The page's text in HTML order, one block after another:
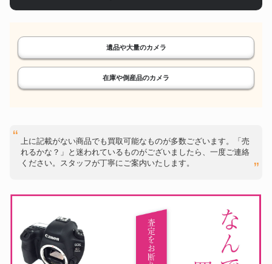
遺品や大量のカメラ
在庫や倒産品のカメラ
上に記載がない商品でも買取可能なものが多数ございます。「売
れるかな？」と迷われているものがございましたら、一度ご連絡
ください。スタッフが丁寧にご案内いたします。